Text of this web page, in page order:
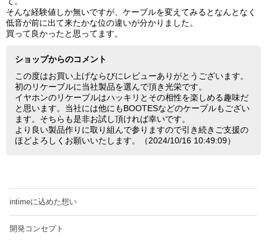
そんな経験値しか無いですが、ケーブルを変えてみるとなんとなく
低音が前に出て来たかな位の違いが分かりました。
買って良かったと思ってます。
ショップからのコメント
この度はお買い上げならびにレビューありがとうございます。
初のリケーブルに当社製品を選んで頂き光栄です。
イヤホンのリケーブルはハッキリとその相性を楽しめる趣味だ
と思います。当社には他にもBOOTESなどのケーブルもござい
ます。そちらも是非お試し頂ければ幸いです。
より良い製品作りに取り組んで参りますので引き続きご支援の
ほどよろしくお願いいたします。（2024/10/16 10:49:09）
intimeに込めた想い
開発コンセプト